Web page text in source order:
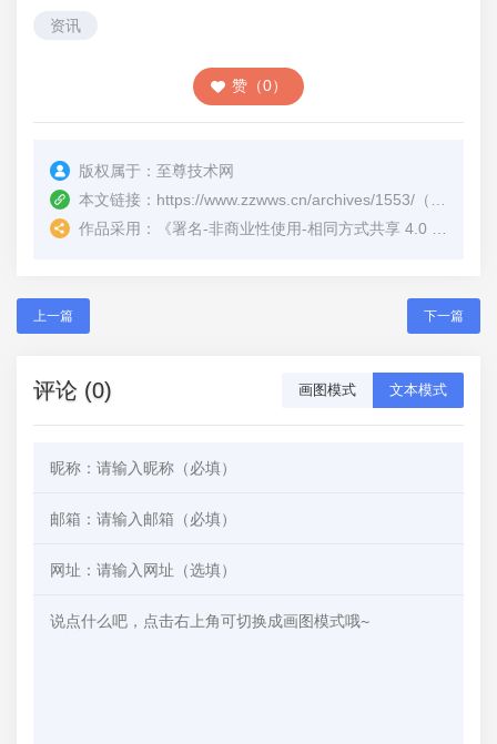
资讯
赞（0）
版权属于： 至尊技术网
本文链接： https://www.zzwws.cn/archives/1553/ （转载时请注明本文出处及文章链接）
作品采用：
《署名-非商业性使用-相同方式共享 4.0 国际 (CC BY-NC-SA 4.0)
上一篇 下一篇
评论 (0) 画图模式 文本模式